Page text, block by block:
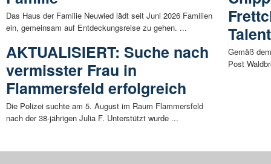
Das Haus der Familie Neuwied lädt seit Juni 2026 Familien
ein, gemeinsam auf Entdeckungsreise zu gehen. ...
AKTUALISIERT: Suche nach
vermisster Frau in
Flammersfeld erfolgreich
Die Polizei suchte am 5. August im Raum Flammersfeld
nach der 38-jährigen Julia F. Unterstützt wurde ...
Gemäß
Post